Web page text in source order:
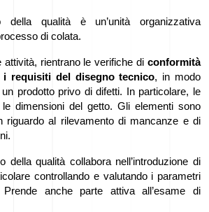
della qualità è un’unità organizzativa
di colata.
attività, rientrano le verifiche di conformità
i requisiti del disegno tecnico, in modo
prodotto privo di difetti. In particolare, le
le dimensioni del getto. Gli elementi sono
riguardo al rilevamento di mancanze e di
della qualità collabora nell’introduzione di
controllando e valutando i parametri
anche parte attiva all’esame di